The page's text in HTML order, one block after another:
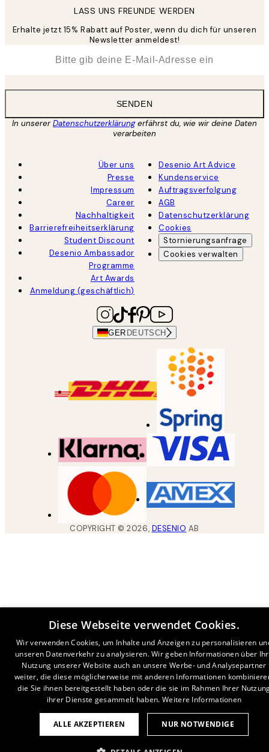
LASS UNS FREUNDE WERDEN
Erhalte jetzt 15% Rabatt auf Poster, wenn du dich für unseren
Newsletter anmeldest!
SENDEN
In unsererDatenschutzerklärungerfährst du, wie wir deine Daten
verarbeiten
Über uns
Presse
Impressum
Career
Nachhaltigkeit
Barrierefreiheitserklärung
Student Discount
Desenio Ambassador
Programme
Art Awards
Anmeldung (geschäftlich)
Desenio Art Advice
Kundenservice
Auftragsverfolgung
AGB
Datenschutzerklärung
Cookies
Stornierungsanfrage
Cookies verwalten
GER DEUTSCH
COPYRIGHT ©2026, DESENIO AB
Diese Webseite verwendet Cookies.
Wir verwenden Cookies, um Inhalte und Anzeigen zu personalisieren
unseren Datenverkehr zu analysieren. Wir geben Informationen über
Nutzung unserer Website auch an unsere Werbe- und Analysepartner
weiter, die diese möglicherweise mit anderen Informationen
die Sie ihnen bereitgestellt haben oder die sie im Rahmen Ihrer
ihrer Dienste gesammelt haben. Weitere Informationen
ALLE AKZEPTIEREN NUR NOTWENDIGE